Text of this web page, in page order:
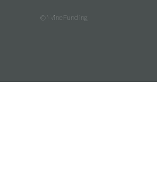
© WineFunding